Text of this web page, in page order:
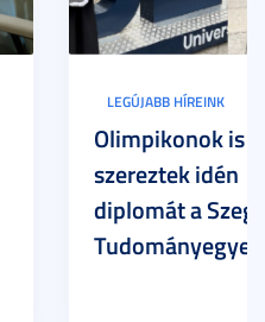
LEGÚJABB HÍREINK
Olimpikonok is
szereztek idén
diplomát a